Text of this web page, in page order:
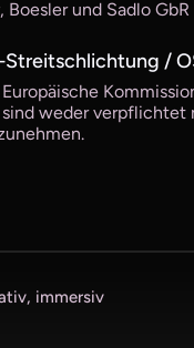
Boesler und Sadlo
Streitschlichtung /
Europäische
weder verpflichtet
immersiv